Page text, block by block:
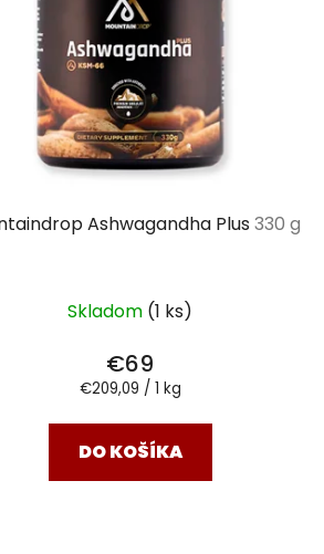
Ashwagandha Plus 330 g
Skladom (1 ks)
€69
Jednotková
€209,09 / 1 kg
DO KOŠÍKA